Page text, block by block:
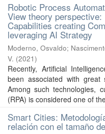
Robotic Process
View theory
Capabilities creating
leveraging AI Strategy
Moderno, Osvaldo;
V. (2021)
Recently, Artificial
been associated with great
Among such technologies,
(RPA) is considered one of
Smart Cities:
relación con el tamaño